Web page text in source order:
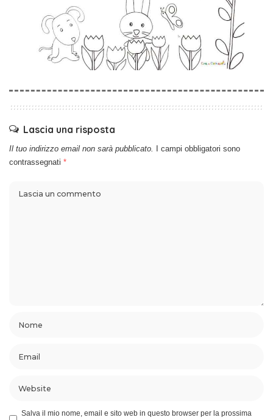
Lascia una risposta
Il tuo indirizzo email non sarà pubblicato. I campi obbligatori sono
contrassegnati *
Salva il mio nome, email e sito web in questo browser per la prossima